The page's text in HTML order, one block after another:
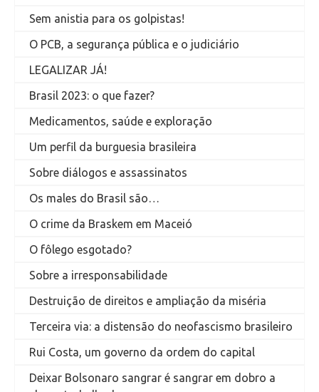
Sem anistia para os golpistas!
O PCB, a segurança pública e o judiciário
LEGALIZAR JÁ!
Brasil 2023: o que fazer?
Medicamentos, saúde e exploração
Um perfil da burguesia brasileira
Sobre diálogos e assassinatos
Os males do Brasil são…
O crime da Braskem em Maceió
O fôlego esgotado?
Sobre a irresponsabilidade
Destruição de direitos e ampliação da miséria
Terceira via: a distensão do neofascismo brasileiro
Rui Costa, um governo da ordem do capital
Deixar Bolsonaro sangrar é sangrar em dobro a